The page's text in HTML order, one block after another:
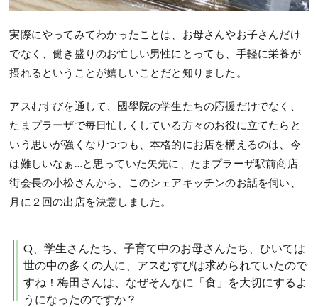
実際にやってみてわかったことは、お母さんやお子さんだけ
でなく、働き盛りのお忙しい男性にとっても、手軽に栄養が
摂れるということが嬉しいことだと知りました。
アスむすびを通して、國學院の学生たちの応援だけでなく、
たまプラーザで毎日忙しくしている方々のお役に立てたらと
いう思いが強くなりつつも、本格的にお店を構えるのは、今
は難しいなぁ…と思っていた矢先に、たまプラーザ駅前商店
街会長の小松さんから、このシェアキッチンのお話を伺い、
月に２回の出店を決意しました。
Q、学生さんたち、子育て中のお母さんたち、ひいては
世の中の多くの人に、アスむすびは求められていたので
すね！梅田さんは、なぜそんなに「食」を大切にするよ
うになったのですか？